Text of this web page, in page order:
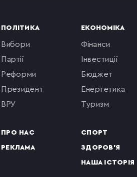
ПОЛІТИКА
вибори
партії
реформи
президент
ВРУ
ПРО НАС
РЕКЛАМА
ЕКОНОМІКА
фінанси
інвестиції
бюджет
енергетика
туризм
СПОРТ
ЗДОРОВ'Я
НАША ІСТОРІЯ